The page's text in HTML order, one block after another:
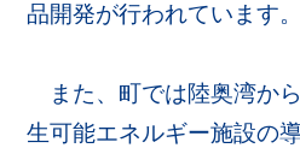
品開発が行われています。
また、町では陸奥湾か
生可能エネルギー施設の